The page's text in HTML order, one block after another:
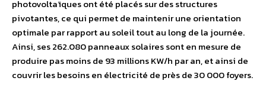
photovoltaïques ont été placés sur des structures
pivotantes, ce qui permet de maintenir une orientation
optimale par rapport au soleil tout au long de la journée.
Ainsi, ses 262.080 panneaux solaires sont en mesure de
produire pas moins de 93 millions KW/h par an, et ainsi de
couvrir les besoins en électricité de près de 30 000 foyers.